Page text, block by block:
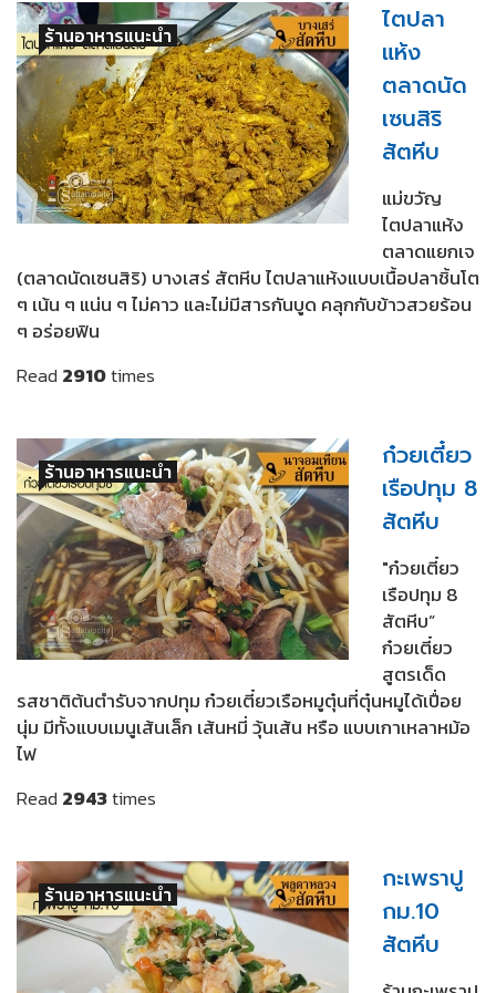
ร้านอาหารแนะนำ
ไตปลา
แห้ง
ตลาดนัด
เซนสิริ
สัตหีบ
แม่ขวัญ
ไตปลาแห้ง
ตลาดแยกเจ
(ตลาดนัดเซนสิริ) บางเสร่ สัตหีบ ไตปลาแห้งแบบเนื้อปลาชิ้นโต
ๆ เน้น ๆ แน่น ๆ ไม่คาว และไม่มีสารกันบูด คลุกกับข้าวสวยร้อน
ๆ อร่อยฟิน
Read 2910times
ร้านอาหารแนะนำ
ก๋วยเตี๋ยว
เรือปทุม 8
สัตหีบ
"ก๋วยเตี๋ยว
เรือปทุม 8
สัตหีบ”
ก๋วยเตี๋ยว
สูตรเด็ด
รสชาติต้นตำรับจากปทุม ก๋วยเตี๋ยวเรือหมูตุ๋นที่ตุ๋นหมูได้เปื่อย
นุ่ม มีทั้งแบบเมนูเส้นเล็ก เส้นหมี่ วุ้นเส้น หรือ แบบเกาเหลาหม้อ
ไฟ
Read 2943times
ร้านอาหารแนะนำ
กะเพราปู
กม.10
สัตหีบ